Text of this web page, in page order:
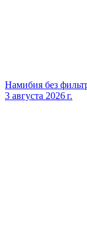
Намибия без
3 августа 2026 г.